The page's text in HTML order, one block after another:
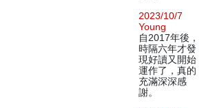
2023/10/7
Young
自2017年後，
時隔六年才發
現好讀又開始
運作了，真的
充滿深深感
謝。